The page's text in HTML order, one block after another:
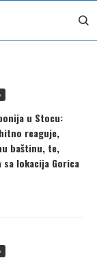
u Stocu:
reaguje,
baštinu, te,
lokacija Gorica